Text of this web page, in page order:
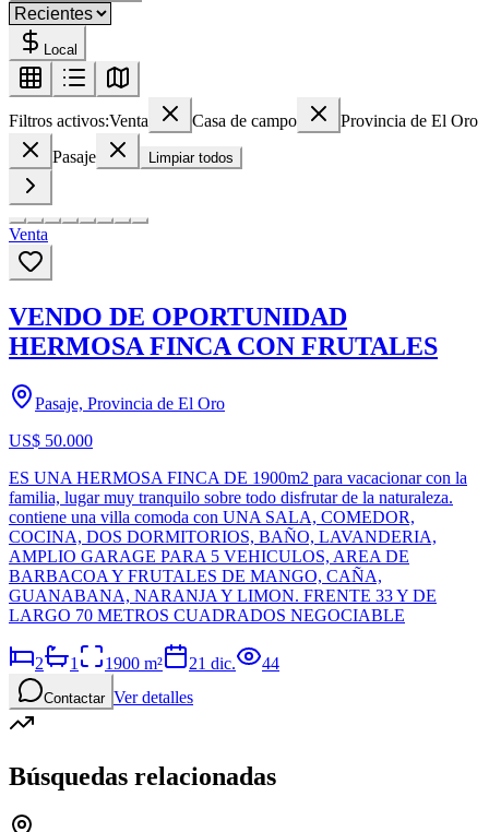
Local
Filtros activos:Venta Casa de campo
Provincia de El Oro
Pasaje
Limpiar todos
Venta
VENDO DE OPORTUNIDAD
HERMOSA FINCA CON FRUTALES
Pasaje, Provincia de El Oro
US$ 50.000
ES UNA HERMOSA FINCA DE 1900m2 para vacacionar con la
familia, lugar muy tranquilo sobre todo disfrutar de la naturaleza.
contiene una villa comoda con UNA SALA, COMEDOR,
COCINA, DOS DORMITORIOS, BAÑO, LAVANDERIA,
AMPLIO GARAGE PARA 5 VEHICULOS, AREA DE
BARBACOA Y FRUTALES DE MANGO, CAÑA,
GUANABANA, NARANJA Y LIMON. FRENTE 33 Y DE
LARGO 70 METROS CUADRADOS NEGOCIABLE
2 1 1900 m² 21 dic. 44
Contactar Ver detalles
Búsquedas relacionadas